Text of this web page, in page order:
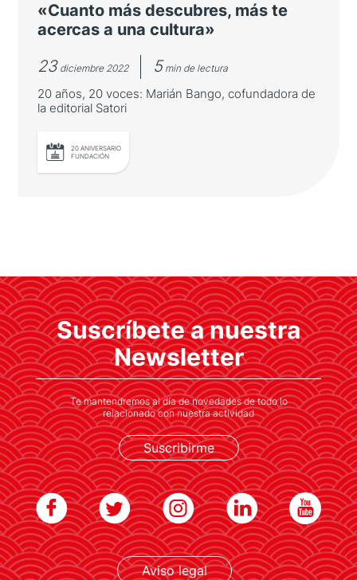
LEER MÁS
«Cuanto más descubres, más te
acercas a una cultura»
23 diciembre 2022 5 min de lectura
20 años, 20 voces: Marián Bango, cofundadora de
la editorial Satori
20 ANIVERSARIO
FUNDACIÓN
20 años, 20 voces: Marián Bango,
cofundadora de la editorial Satori
LEER MÁS
Suscríbete a nuestra
Newsletter
Te mantendremos al día de novedades de todo lo
relacionado con nuestra actividad
Suscribirme
Aviso legal